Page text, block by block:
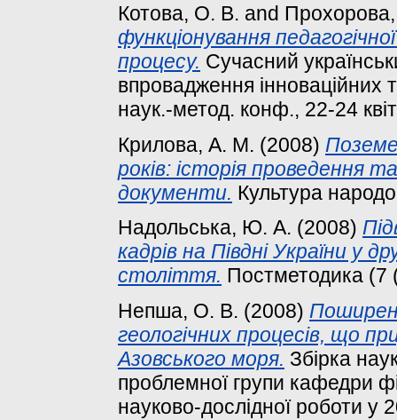
Котова, О. В. and
функціонування
процесу. Сучасний
впровадження інноваційних
наук.-метод. конф., 22-24
Крилова, А. М. (2008)
років: історія проведення
документи. Культура
Надольська, Ю. А. (2008)
кадрів на Півдні України у
століття. Постметодика (7
Непша, О. В. (2008)
геологічних процесів, що
Азовського моря. Збірка
проблемної групи кафедри
науково-дослідної роботи у